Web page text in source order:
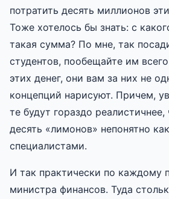
потратить десять миллионов
Тоже хотелось бы знать: с
такая сумма? По мне, так
студентов, пообещайте им
этих денег, они вам за них не
концепций нарисуют. Причем,
те будут гораздо
десять «лимонов» непонятно
специалистами.
И так практически по каждому
министра финансов. Туда